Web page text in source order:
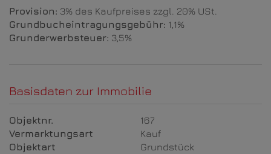
Provision: 3% des Kaufpreises zzgl. 20% USt.
Grundbucheintragungsgebühr: 1,1%
Grunderwerbsteuer: 3,5%
Basisdaten zur Immobilie
Objektnr.
167
Vermarktungsart
Kauf
Objektart
Grundstück